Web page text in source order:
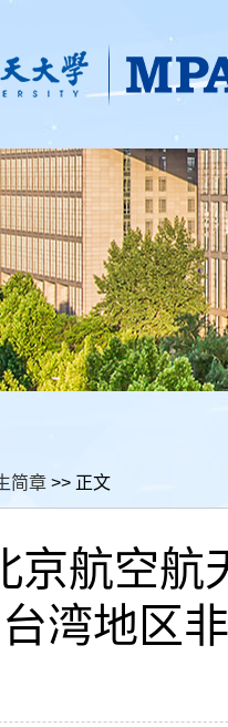
简章 >> 正文
京航空航
湾地区